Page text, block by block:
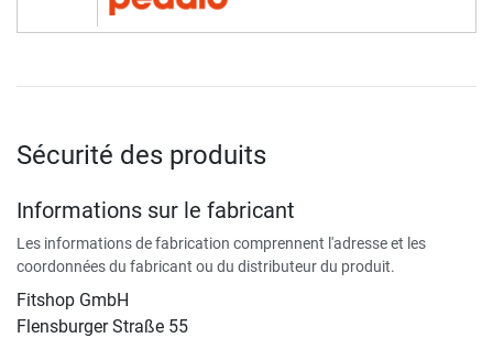
Sécurité des produits
Informations sur le fabricant
Les informations de fabrication comprennent l'adresse et les
coordonnées du fabricant ou du distributeur du produit.
Fitshop GmbH
Flensburger Straße 55